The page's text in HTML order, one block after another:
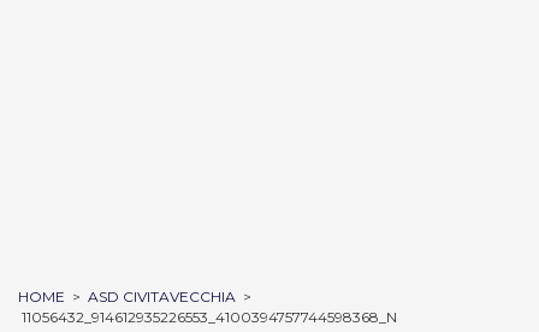
HOME > ASD CIVITAVECCHIA >
11056432_914612935226553_4100394757744598368_N